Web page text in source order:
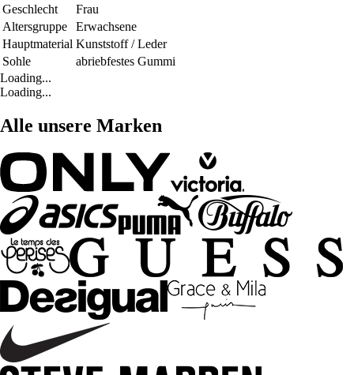
Geschlecht
Frau
Altersgruppe
Erwachsene
Hauptmaterial Kunststoff / Leder
Sohle
abriebfestes Gummi
Loading...
Loading...
Alle unsere Marken